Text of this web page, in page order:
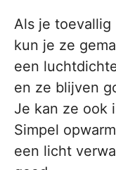
Als je toevallig
kun je ze
een
en ze blijven
Je kan ze ook
Simpel
een licht